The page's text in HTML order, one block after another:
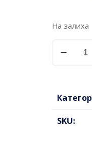
На залиха
С14
600
SKU: